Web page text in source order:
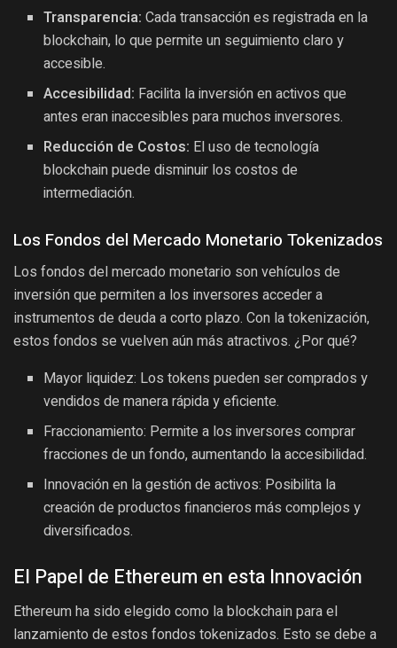
Transparencia: Cada transacción es registrada en la
blockchain, lo que permite un seguimiento claro y
accesible.
Accesibilidad: Facilita la inversión en activos que
antes eran inaccesibles para muchos inversores.
Reducción de Costos: El uso de tecnología
blockchain puede disminuir los costos de
intermediación.
Los Fondos del Mercado Monetario Tokenizados
Los fondos del mercado monetario son vehículos de
inversión que permiten a los inversores acceder a
instrumentos de deuda a corto plazo. Con la tokenización,
estos fondos se vuelven aún más atractivos. ¿Por qué?
Mayor liquidez: Los tokens pueden ser comprados y
vendidos de manera rápida y eficiente.
Fraccionamiento: Permite a los inversores comprar
fracciones de un fondo, aumentando la accesibilidad.
Innovación en la gestión de activos: Posibilita la
creación de productos financieros más complejos y
diversificados.
El Papel de Ethereum en esta Innovación
Ethereum ha sido elegido como la blockchain para el
lanzamiento de estos fondos tokenizados. Esto se debe a